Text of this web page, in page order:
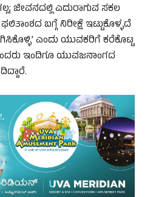
ಜೀವನದಲ್ಲಿ ಎದುರಾಗುವ ಸಕಲ
ಬಗ್ಗೆ ನಿರೀಕ್ಷೆ ಇಟ್ಟುಕೊಳ್ಳದೆ
ಎಂದು ಯುವಕರಿಗೆ ಕರೆಕೊಟ್ಟ
ಇಂದಿಗೂ ಯುವಜನಾಂಗದ